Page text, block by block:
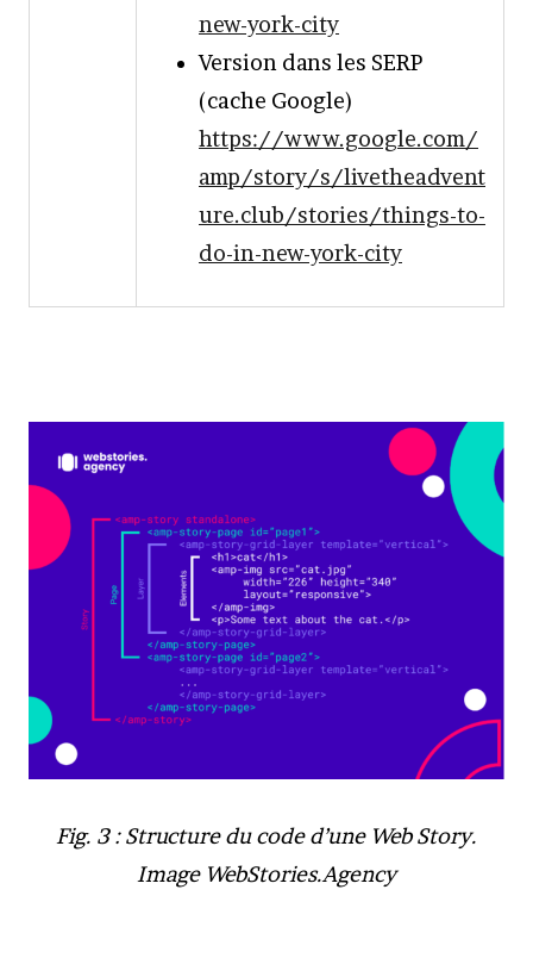
new-york-city
Version dans les SERP
(cache Google)
https://www.google.com/
amp/story/s/livetheadvent
ure.club/stories/things-to-
do-in-new-york-city
Fig. 3 : Structure du code d’une Web Story.
Image WebStories.Agency